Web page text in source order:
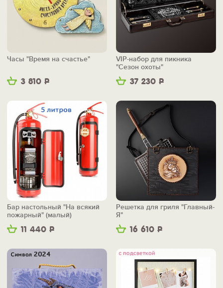
3 810 Р
Часы "Время на счастье"
37 230 Р
VIP-набор для пикника
"Сезон охоты"
11 440 Р
Бар настольный "На всякий
пожарный" (малый)
16 610 Р
Решетка для гриля "Главный-
Я"